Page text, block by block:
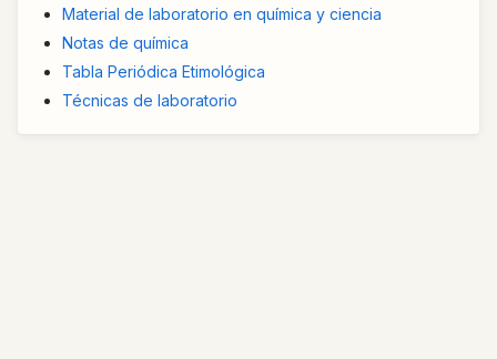
Material de laboratorio en química y ciencia
Notas de química
Tabla Periódica Etimológica
Técnicas de laboratorio